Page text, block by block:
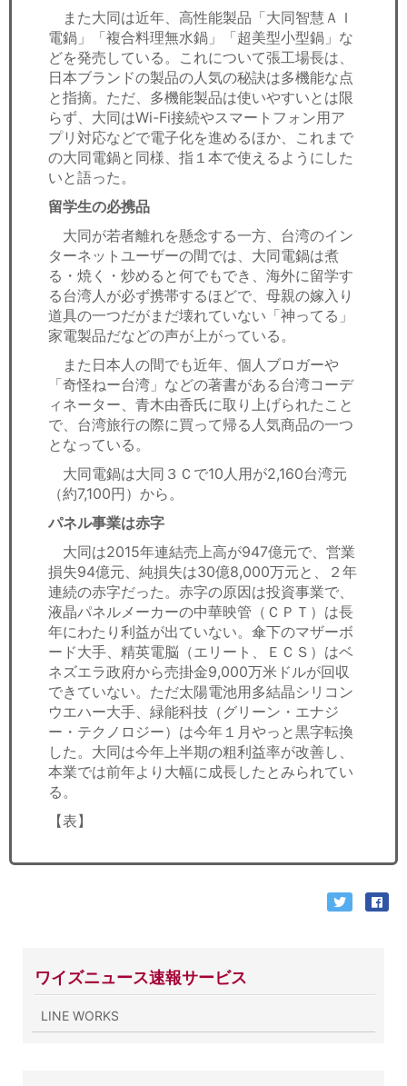
また大同は近年、高性能製品「大同智慧ＡＩ
電鍋」「複合料理無水鍋」「超美型小型鍋」な
どを発売している。これについて張工場長は、
日本ブランドの製品の人気の秘訣は多機能な点
と指摘。ただ、多機能製品は使いやすいとは限
らず、大同はWi-Fi接続やスマートフォン用ア
プリ対応などで電子化を進めるほか、これまで
の大同電鍋と同様、指１本で使えるようにした
いと語った。
留学生の必携品
大同が若者離れを懸念する一方、台湾のイン
ターネットユーザーの間では、大同電鍋は煮
る・焼く・炒めると何でもでき、海外に留学す
る台湾人が必ず携帯するほどで、母親の嫁入り
道具の一つだがまだ壊れていない「神ってる」
家電製品だなどの声が上がっている。
また日本人の間でも近年、個人ブロガーや
「奇怪ねー台湾」などの著書がある台湾コーデ
ィネーター、青木由香氏に取り上げられたこと
で、台湾旅行の際に買って帰る人気商品の一つ
となっている。
大同電鍋は大同３Ｃで10人用が2,160台湾元
（約7,100円）から。
パネル事業は赤字
大同は2015年連結売上高が947億元で、営業
損失94億元、純損失は30億8,000万元と、２年
連続の赤字だった。赤字の原因は投資事業で、
液晶パネルメーカーの中華映管（ＣＰＴ）は長
年にわたり利益が出ていない。傘下のマザーボ
ード大手、精英電脳（エリート、ＥＣＳ）はベ
ネズエラ政府から売掛金9,000万米ドルが回収
できていない。ただ太陽電池用多結晶シリコン
ウエハー大手、緑能科技（グリーン・エナジ
ー・テクノロジー）は今年１月やっと黒字転換
した。大同は今年上半期の粗利益率が改善し、
本業では前年より大幅に成長したとみられてい
る。
【表】
ワイズニュース速報サービス
LINE WORKS